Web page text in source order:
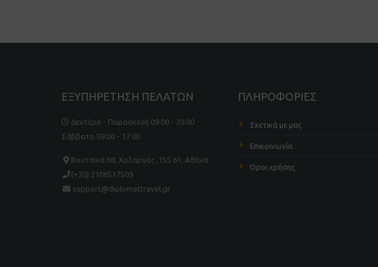
ΕΞΥΠΗΡΕΤΗΣΗ ΠΕΛΑΤΩΝ
Δευτέρα - Παρασκευή 09:00 - 20:00
Σάββατο 09:00 - 17:00
Βουτσινά 68, Χολαργός ,155 61, Αθήνα
(+30) 2106517509
support@diplomattravel.gr
ΠΛΗΡΟΦΟΡΙΕΣ
Σχετικά με μας
Επικοινωνία
Όροι χρήσης